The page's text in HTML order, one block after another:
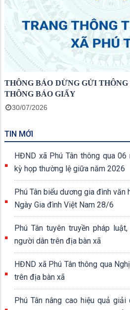
THÔNG BÁO DỪNG GỬI
THÔNG BÁO GIẤY
30/07/2026
TIN MỚI
HĐND xã Phú Tân thông qua
kỳ họp thường lệ giữa năm 2026
Phú Tân biểu dương gia đình văn
Ngày Gia đình Việt Nam 28/6
Phú Tân tuyên truyền pháp
người dân trên địa bàn xã
HĐND xã Phú Tân thông qua
trên địa bàn xã
Phú Tân nâng cao hiệu quả